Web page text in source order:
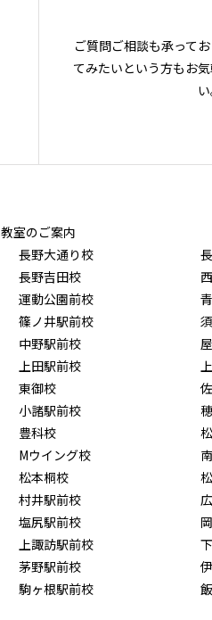
ご質問ご相談も承って
てみたいという方もお
い
教室のご案内
長野大通り校
長野吉田校
運動公園前校
篠ノ井駅前校
中野駅前校
上田駅前校
東御校
小諸駅前校
豊科校
Mウイング校
松本桐校
村井駅前校
塩尻駅前校
上諏訪駅前校
茅野駅前校
駒ヶ根駅前校